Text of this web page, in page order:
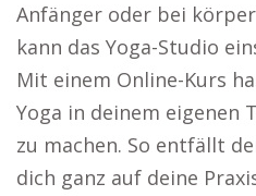
Anfänger oder bei
kann das Yoga-Studio
Mit einem Online-Kurs
Yoga in deinem eigenen
zu machen. So entfällt
dich ganz auf deine